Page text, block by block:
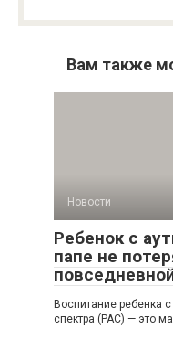
Вам также
Новости
Ребенок с
папе не
Воспитание ребенка
спектра (РАС) — это